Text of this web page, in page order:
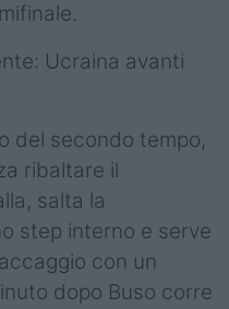
Ucraina avanti
del secondo tempo,
ribaltare il
salta la
step interno e serve
con un
dopo Buso corre